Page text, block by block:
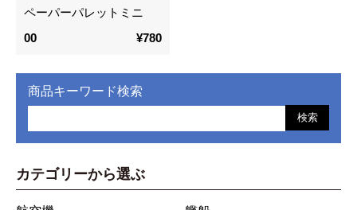
ペーパーパレットミニ
00
¥780
商品キーワード検索
検索
カテゴリーから選ぶ